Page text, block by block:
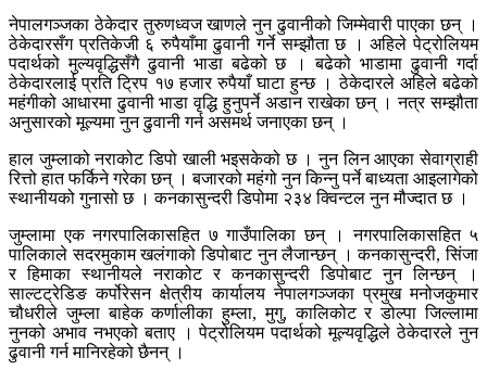
नेपालगञ्जका ठेकेदार तुरुणध्वज खाणले नुन ढुवानीको जिम्मेवारी पाएका छन् ।
ठेकेदारसँग प्रतिकेजी ६ रुपैयाँमा ढुवानी गर्ने सम्झौता छ । अहिले पेट्रोलियम
पदार्थको मुल्यवृद्धिसँगै ढुवानी भाडा बढेको छ । बढेको भाडामा ढुवानी गर्दा
ठेकेदारलाई प्रति ट्रिप १७ हजार रुपैयाँ घाटा हुन्छ । ठेकेदारले अहिले बढेको
महंगीको आधारमा ढुवानी भाडा वृद्धि हुनुपर्ने अडान राखेका छन् । नत्र सम्झौता
अनुसारको मूल्यमा नुन ढुवानी गर्न असमर्थ जनाएका छन् ।
हाल जुम्लाको नराकोट डिपो खाली भइसकेको छ । नुन लिन आएका सेवाग्राही
रित्तो हात फर्किने गरेका छन् । बजारको महंगो नुन किन्नु पर्ने बाध्यता आइलागेको
स्थानीयको गुनासो छ । कनकासुन्दरी डिपोमा २३४ क्विन्टल नुन मौज्दात छ ।
जुम्लामा एक नगरपालिकासहित ७ गाउँपालिका छन् । नगरपालिकासहित ५
पालिकाले सदरमुकाम खलंगाको डिपोबाट नुन लैजान्छन् । कनकासुन्दरी, सिंजा
र हिमाका स्थानीयले नराकोट र कनकासुन्दरी डिपोबाट नुन लिन्छन् ।
साल्टट्रेडिङ कर्पोरेसन क्षेत्रीय कार्यालय नेपालगञ्जका प्रमुख मनोजकुमार
चौधरीले जुम्ला बाहेक कर्णालीका हुम्ला, मुगु, कालिकोट र डोल्पा जिल्लामा
नुनको अभाव नभएको बताए । पेट्रोलियम पदार्थको मूल्यवृद्धिले ठेकेदारले नुन
ढुवानी गर्न मानिरहेको छैनन् ।